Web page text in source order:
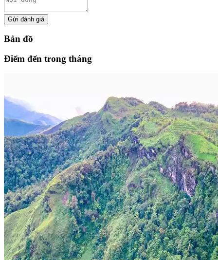
Gửi đánh giá
Bản đồ
Điểm đến trong tháng